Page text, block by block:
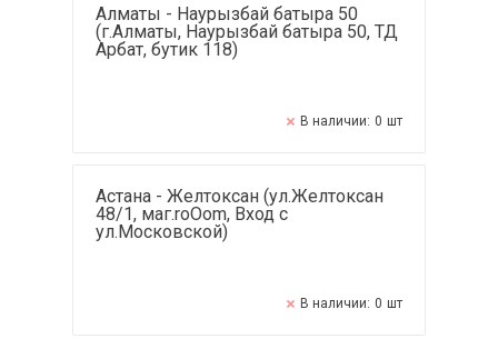
Алматы - Наурызбай батыра 50
(г.Алматы, Наурызбай батыра 50, ТД
Арбат, бутик 118)
В наличии: 0 шт
Астана - Желтоксан (ул.Желтоксан
48/1, маг.roOom, Вход с
ул.Московской)
В наличии: 0 шт